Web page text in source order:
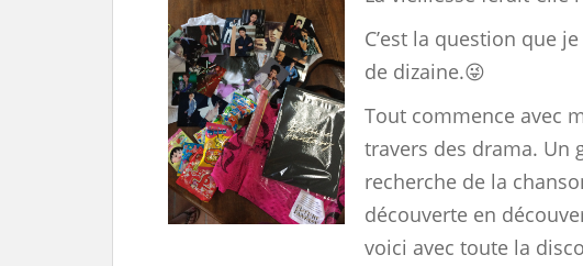
C’est la question que
de dizaine.😜
Tout commence avec
travers des drama. Un
recherche de la
découverte en
voici avec toute la